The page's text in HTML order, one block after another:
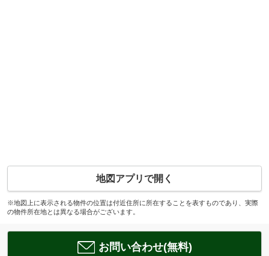
地図アプリで開く
※地図上に表示される物件の位置は付近住所に所在することを表すものであり、実際
の物件所在地とは異なる場合がございます。
お問い合わせ(無料)